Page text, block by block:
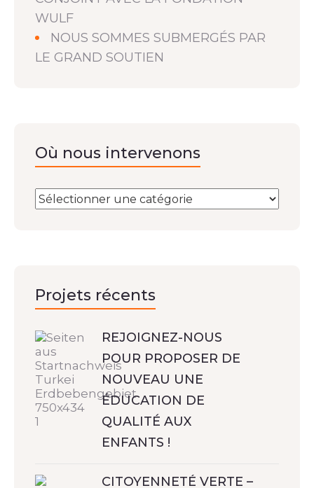
WULF
NOUS SOMMES SUBMERGÉS PAR
LE GRAND SOUTIEN
Où nous intervenons
Projets récents
REJOIGNEZ-NOUS
POUR PROPOSER DE
NOUVEAU UNE
ÉDUCATION DE
QUALITÉ AUX
ENFANTS !
CITOYENNETÉ VERTE –